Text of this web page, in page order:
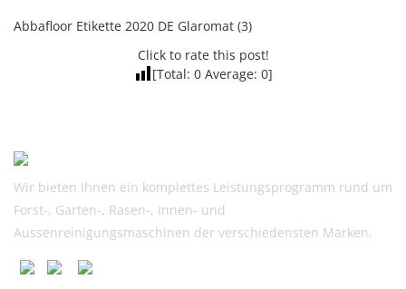
Abbafloor Etikette 2020 DE Glaromat (3)
Click to rate this post!
[Total: 0Average: 0]
Wir bieten Ihnen ein komplettes Leistungsprogramm rund um
Forst-, Garten-, Rasen-, Innen- und
Aussenreinigungsmaschinen der verschiedensten Marken.